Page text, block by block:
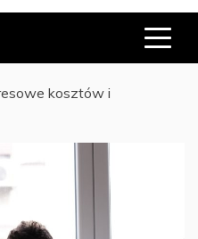
I BIZNESIE
kosztów i